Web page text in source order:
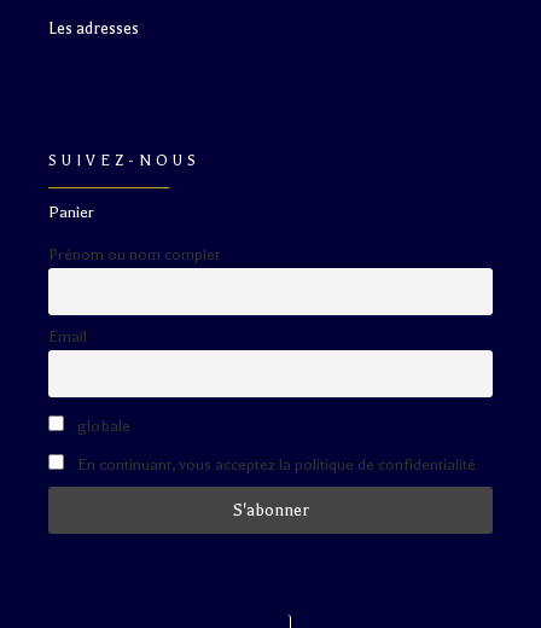
Les adresses
SUIVEZ-NOUS
Panier
Prénom ou nom complet
Email
globale
En continuant, vous acceptez la politique de confidentialité